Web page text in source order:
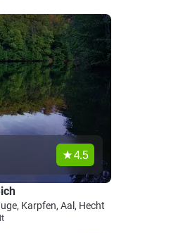
4.5
Karpfen, Aal, Hecht